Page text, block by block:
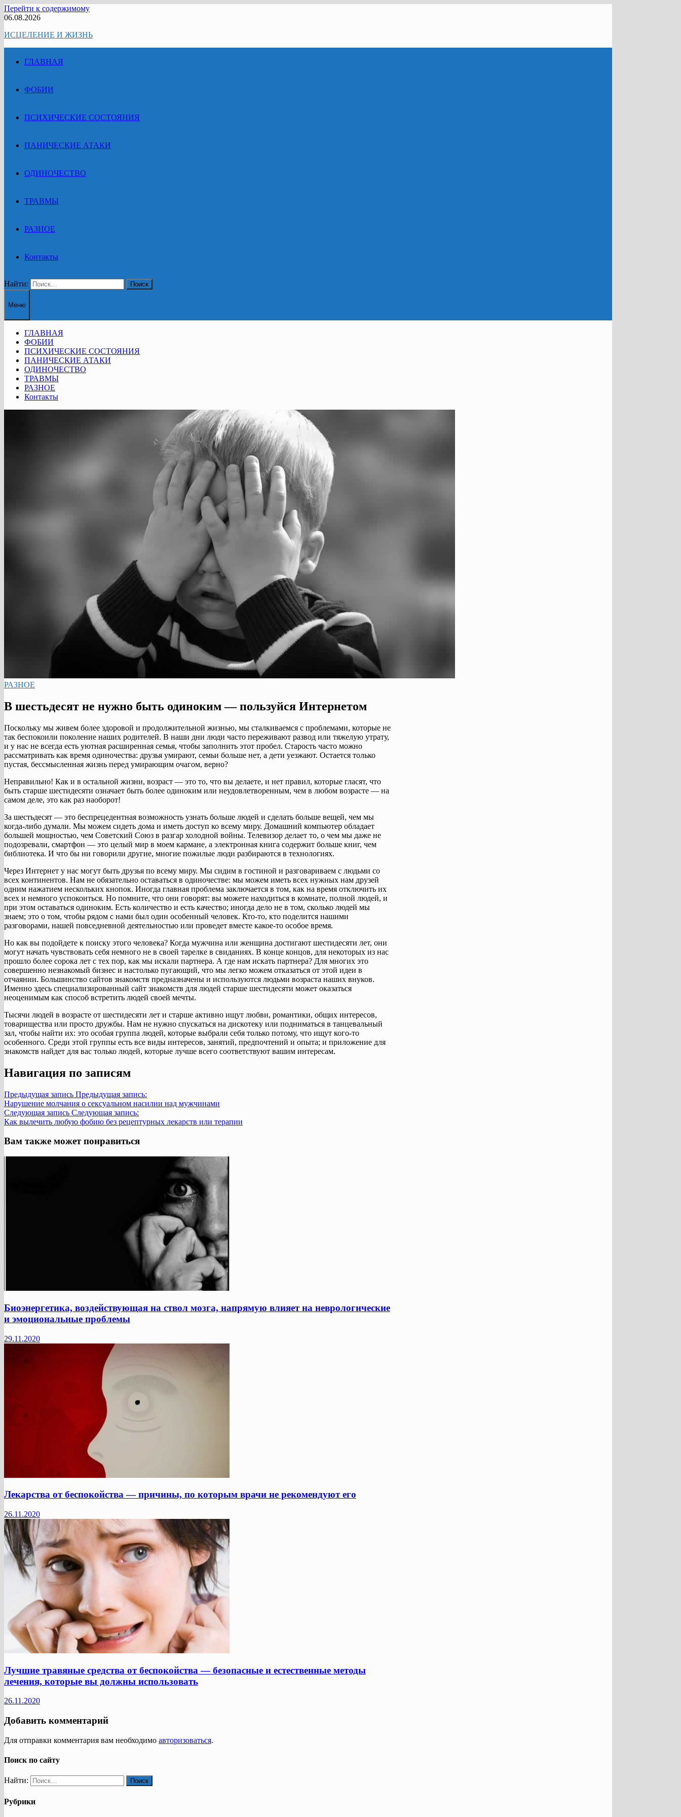
Перейти к содержимому
06.08.2026
ИСЦЕЛЕНИЕ И ЖИЗНЬ
ГЛАВНАЯ
ФОБИИ
ПСИХИЧЕСКИЕ СОСТОЯНИЯ
ПАНИЧЕСКИЕ АТАКИ
ОДИНОЧЕСТВО
ТРАВМЫ
РАЗНОЕ
Контакты
Найти:
Меню
ГЛАВНАЯ
ФОБИИ
ПСИХИЧЕСКИЕ СОСТОЯНИЯ
ПАНИЧЕСКИЕ АТАКИ
ОДИНОЧЕСТВО
ТРАВМЫ
РАЗНОЕ
Контакты
РАЗНОЕ
В шестьдесят не нужно быть одиноким — пользуйся Интернетом
Поскольку мы живем более здоровой и продолжительной жизнью, мы сталкиваемся с проблемами, которые не
так беспокоили поколение наших родителей. В наши дни люди часто переживают развод или тяжелую утрату,
и у нас не всегда есть уютная расширенная семья, чтобы заполнить этот пробел. Старость часто можно
рассматривать как время одиночества: друзья умирают, семьи больше нет, а дети уезжают. Остается только
пустая, бессмысленная жизнь перед умирающим очагом, верно?
Неправильно! Как и в остальной жизни, возраст — это то, что вы делаете, и нет правил, которые гласят, что
быть старше шестидесяти означает быть более одиноким или неудовлетворенным, чем в любом возрасте — на
самом деле, это как раз наоборот!
За шестьдесят — это беспрецедентная возможность узнать больше людей и сделать больше вещей, чем мы
когда-либо думали. Мы можем сидеть дома и иметь доступ ко всему миру. Домашний компьютер обладает
большей мощностью, чем Советский Союз в разгар холодной войны. Телевизор делает то, о чем мы даже не
подозревали, смартфон — это целый мир в моем кармане, а электронная книга содержит больше книг, чем
библиотека. И что бы ни говорили другие, многие пожилые люди разбираются в технологиях.
Через Интернет у нас могут быть друзья по всему миру. Мы сидим в гостиной и разговариваем с людьми со
всех континентов. Нам не обязательно оставаться в одиночестве: мы можем иметь всех нужных нам друзей
одним нажатием нескольких кнопок. Иногда главная проблема заключается в том, как на время отключить их
всех и немного успокоиться. Но помните, что они говорят: вы можете находиться в комнате, полной людей, и
при этом оставаться одиноким. Есть количество и есть качество; иногда дело не в том, сколько людей мы
знаем; это о том, чтобы рядом с нами был один особенный человек. Кто-то, кто поделится нашими
разговорами, нашей повседневной деятельностью или проведет вместе какое-то особое время.
Но как вы подойдете к поиску этого человека? Когда мужчина или женщина достигают шестидесяти лет, они
могут начать чувствовать себя немного не в своей тарелке в свиданиях. В конце концов, для некоторых из нас
прошло более сорока лет с тех пор, как мы искали партнера. А где нам искать партнера? Для многих это
совершенно незнакомый бизнес и настолько пугающий, что мы легко можем отказаться от этой идеи в
отчаянии. Большинство сайтов знакомств предназначены и используются людьми возраста наших внуков.
Именно здесь специализированный сайт знакомств для людей старше шестидесяти может оказаться
неоценимым как способ встретить людей своей мечты.
Тысячи людей в возрасте от шестидесяти лет и старше активно ищут любви, романтики, общих интересов,
товарищества или просто дружбы. Нам не нужно спускаться на дискотеку или подниматься в танцевальный
зал, чтобы найти их: это особая группа людей, которые выбрали себя только потому, что ищут кого-то
особенного. Среди этой группы есть все виды интересов, занятий, предпочтений и опыта; и приложение для
знакомств найдет для вас только людей, которые лучше всего соответствуют вашим интересам.
Навигация по записям
Предыдущая запись Предыдущая запись:
Нарушение молчания о сексуальном насилии над мужчинами
Следующая запись Следующая запись:
Как вылечить любую фобию без рецептурных лекарств или терапии
Вам также может понравиться
Биоэнергетика, воздействующая на ствол мозга, напрямую влияет на неврологические
и эмоциональные проблемы
29.11.2020
Лекарства от беспокойства — причины, по которым врачи не рекомендуют его
26.11.2020
Лучшие травяные средства от беспокойства — безопасные и естественные методы
лечения, которые вы должны использовать
26.11.2020
Добавить комментарий
Для отправки комментария вам необходимо авторизоваться.
Поиск по сайту
Найти:
Рубрики